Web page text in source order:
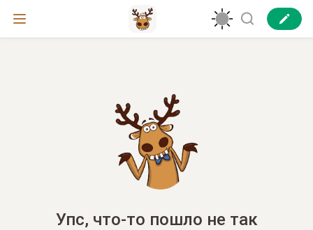
Упс, что-то пошло не так